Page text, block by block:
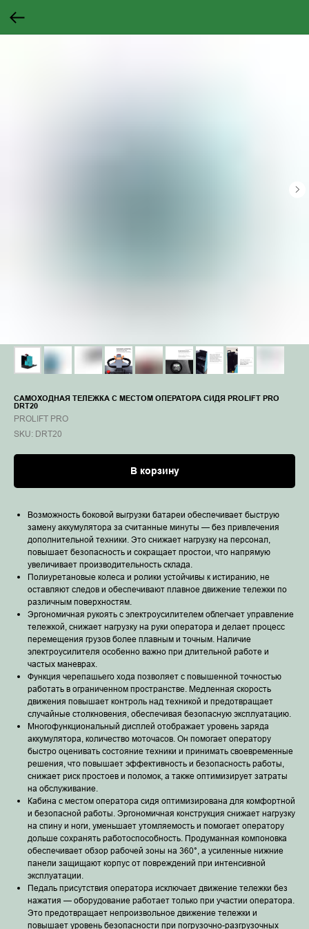
САМОХОДНАЯ ТЕЛЕЖКА С МЕСТОМ ОПЕРАТОРА СИДЯ PROLIFT PRO
DRT20
PROLIFT PRO
SKU: DRT20
В корзину
Возможность боковой выгрузки батареи обеспечивает быструю
замену аккумулятора за считанные минуты — без привлечения
дополнительной техники. Это снижает нагрузку на персонал,
повышает безопасность и сокращает простои, что напрямую
увеличивает производительность склада.
Полиуретановые колеса и ролики устойчивы к истиранию, не
оставляют следов и обеспечивают плавное движение тележки по
различным поверхностям.
Эргономичная рукоять с электроусилителем облегчает управление
тележкой, снижает нагрузку на руки оператора и делает процесс
перемещения грузов более плавным и точным. Наличие
электроусилителя особенно важно при длительной работе и
частых маневрах.
Функция черепашьего хода позволяет с повышенной точностью
работать в ограниченном пространстве. Медленная скорость
движения повышает контроль над техникой и предотвращает
случайные столкновения, обеспечивая безопасную эксплуатацию.
Многофункциональный дисплей отображает уровень заряда
аккумулятора, количество моточасов. Он помогает оператору
быстро оценивать состояние техники и принимать своевременные
решения, что повышает эффективность и безопасность работы,
снижает риск простоев и поломок, а также оптимизирует затраты
на обслуживание.
Кабина с местом оператора сидя оптимизирована для комфортной
и безопасной работы. Эргономичная конструкция снижает нагрузку
на спину и ноги, уменьшает утомляемость и помогает оператору
дольше сохранять работоспособность. Продуманная компоновка
обеспечивает обзор рабочей зоны на 360°, а усиленные нижние
панели защищают корпус от повреждений при интенсивной
эксплуатации.
Педаль присутствия оператора исключает движение тележки без
нажатия — оборудование работает только при участии оператора.
Это предотвращает непроизвольное движение тележки и
повышает уровень безопасности при погрузочно-разгрузочных